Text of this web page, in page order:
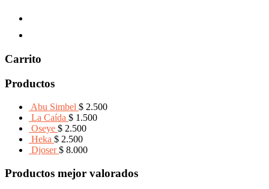
Carrito
Productos
Abu Simbel $ 2.500
La Caída $ 1.500
Oseye $ 2.500
Heka $ 2.500
Djoser $ 8.000
Productos mejor valorados